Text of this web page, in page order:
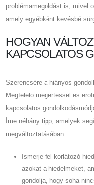
problémamegoldást is, mivel
amely egyébként kevésbé
HOGYAN
KAPCSOLATOS
Szerencsére a hiányos
Megfelelő megértéssel és
kapcsolatos
Íme néhány tipp, amelyek
megváltoztatásában:
Ismerje fel korlátozó
azokat a hiedelmeket,
gondolja, hogy soha